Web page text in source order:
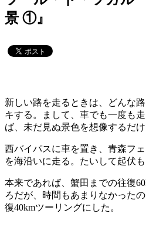
景 ①』
新しい路を走るときは、どんな
キする。
まして、車でも一度も
ば、未だ見ぬ景色を想像するだけ
西バイパスに車を置き、青森フ
を海沿いに走る。 たいして起伏
本来であれば、蟹田までの往復
ろだが、時間もあまりなかった
復40kmツーリングにした。